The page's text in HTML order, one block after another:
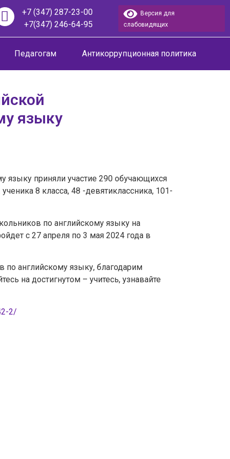
+7 (347) 287-23-00
+7(347) 246-64-95
Версия для
слабовидящих
Педагогам Антикоррупционная политика
языку
языку приняли участие 290 обучающихся
8 класса, 48 -девятиклассника, 101-
по английскому языку на
с 27 апреля по 3 мая 2024 года в
английскому языку, благодарим
на достигнутом – учитесь, узнавайте
2/